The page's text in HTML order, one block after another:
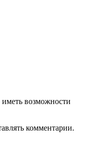
иметь возможности
комментарии.